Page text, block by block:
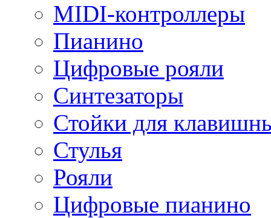
MIDI-контроллеры
Пианино
Цифровые рояли
Синтезаторы
Стойки для
Стулья
Рояли
Цифровые пианино